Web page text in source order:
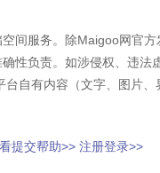
间服务。除Maigoo网官
性负责。如涉侵权、违法
台自有内容（文字、图片
提交帮助>> 注册登录>>